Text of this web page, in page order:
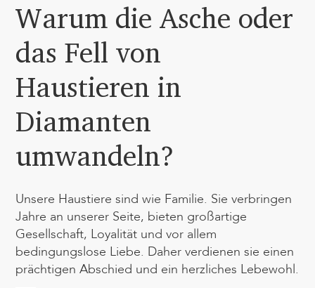
Warum die Asche oder
das Fell von
Haustieren in
Diamanten
umwandeln?
Unsere Haustiere sind wie Familie. Sie verbringen
Jahre an unserer Seite, bieten großartige
Gesellschaft, Loyalität und vor allem
bedingungslose Liebe. Daher verdienen sie einen
prächtigen Abschied und ein herzliches Lebewohl.